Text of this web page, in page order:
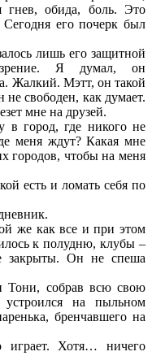
гнев, обида, боль. Это
его почерк был
лишь его защитной
Я думал, он
Жалкий. Мэтт, он такой
свободен, как думает.
мне на друзей.
в город, где никого не
меня ждут? Какая мне
городов, чтобы на меня
есть и ломать себя по
же как все и при этом
к полудню, клубы –
закрыты. Он не спеша
Тони, собрав всю свою
на пыльном
бренчавшего на
Хотя… ничего